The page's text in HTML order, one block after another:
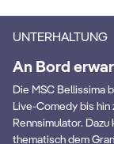
UNTERHALTUNG
An Bord
Die MSC Bellissima
Live-Comedy bis hin
Rennsimulator.
thematisch dem